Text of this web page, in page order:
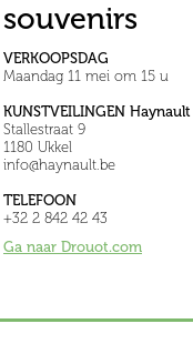
souvenirs
VERKOOPSDAG
Maandag 11 mei om 15 u
KUNSTVEILINGEN Haynault
Stallestraat 9
1180 Ukkel
info@haynault.be
TELEFOON
+32 2 842 42 43
Ga naar Drouot.com